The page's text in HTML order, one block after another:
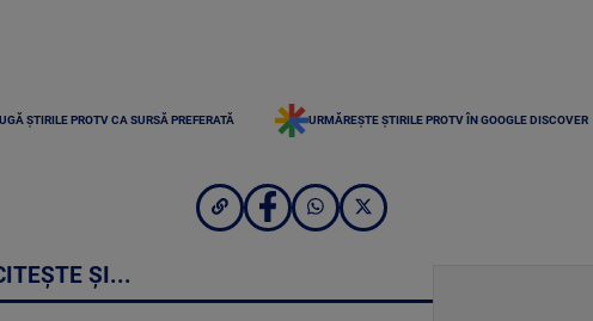
ȘTIRILE PROTV CA SURSĂ PREFERATĂ URMĂREȘTE ȘTIRILE PROTV ÎN GOOGLE DISCOVER
ȘI...